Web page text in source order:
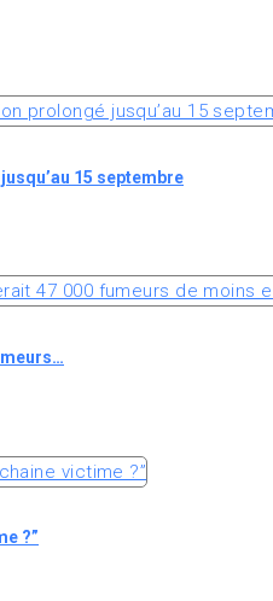
15 septembre
?”